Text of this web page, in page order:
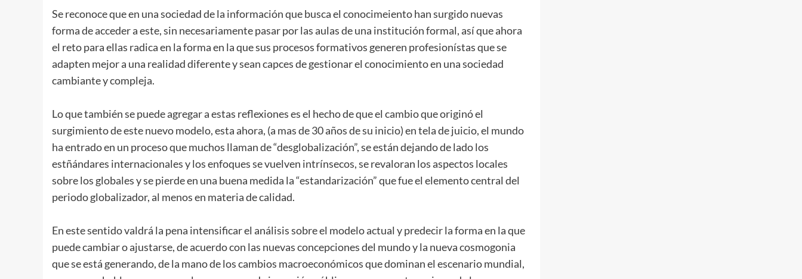
Se reconoce que en una sociedad de la información que busca el conocimeiento han surgido nuevas
forma de acceder a este, sin necesariamente pasar por las aulas de una institución formal, así que ahora
el reto para ellas radica en la forma en la que sus procesos formativos generen profesionístas que se
adapten mejor a una realidad diferente y sean capces de gestionar el conocimiento en una sociedad
cambiante y compleja.
Lo que también se puede agregar a estas reflexiones es el hecho de que el cambio que originó el
surgimiento de este nuevo modelo, esta ahora, (a mas de 30 años de su inicio) en tela de juicio, el mundo
ha entrado en un proceso que muchos llaman de “desglobalización”, se están dejando de lado los
estñándares internacionales y los enfoques se vuelven intrínsecos, se revaloran los aspectos locales
sobre los globales y se pierde en una buena medida la “estandarización” que fue el elemento central del
periodo globalizador, al menos en materia de calidad.
En este sentido valdrá la pena intensificar el análisis sobre el modelo actual y predecir la forma en la que
puede cambiar o ajustarse, de acuerdo con las nuevas concepciones del mundo y la nueva cosmogonia
que se está generando, de la mano de los cambios macroeconómicos que dominan el escenario mundial,